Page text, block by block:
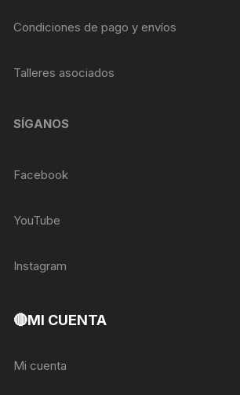
Condiciones de pago y envíos
Talleres asociados
SÍGANOS
Facebook
YouTube
Instagram
🔴MI CUENTA
Mi cuenta